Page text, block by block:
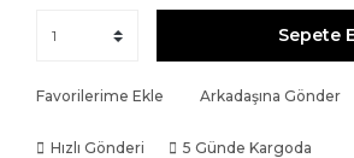
Sepete
Favorilerime Ekle Arkadaşına Gönder
Hızlı Gönderi 5 Günde Kargoda